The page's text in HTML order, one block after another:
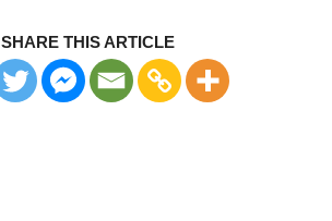
SHARE THIS ARTICLE